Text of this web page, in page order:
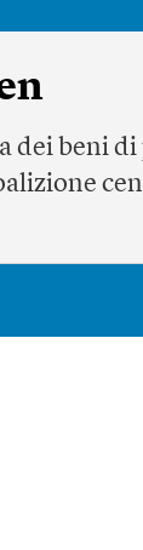
dei beni